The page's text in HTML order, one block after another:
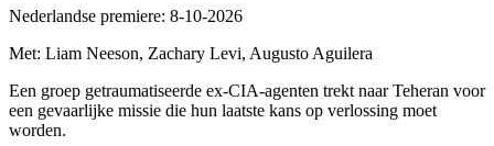
Nederlandse premiere: 8-10-2026
Met: Liam Neeson, Zachary Levi, Augusto Aguilera
Een groep getraumatiseerde ex-CIA-agenten trekt naar Teheran voor
een gevaarlijke missie die hun laatste kans op verlossing moet
worden.